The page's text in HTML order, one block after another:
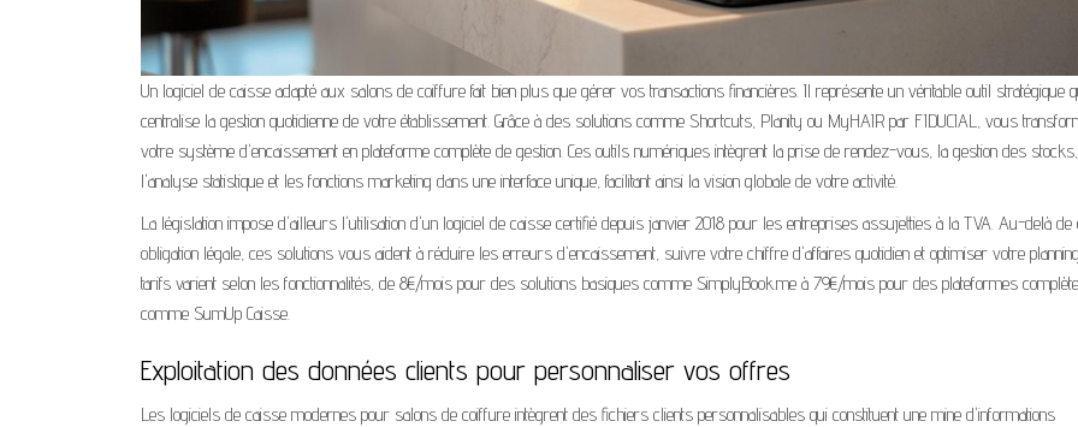
Un logiciel de caisse adapté aux salons de coiffure fait bien plus que gérer vos transactions financières. Il représente un véritable outil stratégique
centralise la gestion quotidienne de votre établissement. Grâce à des solutions comme Shortcuts, Planity ou MyHAIR par FIDUCIAL, vous
votre système d'encaissement en plateforme complète de gestion. Ces outils numériques intègrent la prise de rendez-vous, la gestion des stocks,
l'analyse statistique et les fonctions marketing dans une interface unique, facilitant ainsi la vision globale de votre activité.
La législation impose d'ailleurs l'utilisation d'un logiciel de caisse certifié depuis janvier 2018 pour les entreprises assujetties à la TVA. Au-delà de
obligation légale, ces solutions vous aident à réduire les erreurs d'encaissement, suivre votre chiffre d'affaires quotidien et optimiser votre
tarifs varient selon les fonctionnalités, de 8€/mois pour des solutions basiques comme SimplyBook.me à 79€/mois pour des plateformes
comme SumUp Caisse.
Exploitation des données clients pour personnaliser vos offres
Les logiciels de caisse modernes pour salons de coiffure intègrent des fichiers clients personnalisables qui constituent une mine d'informations